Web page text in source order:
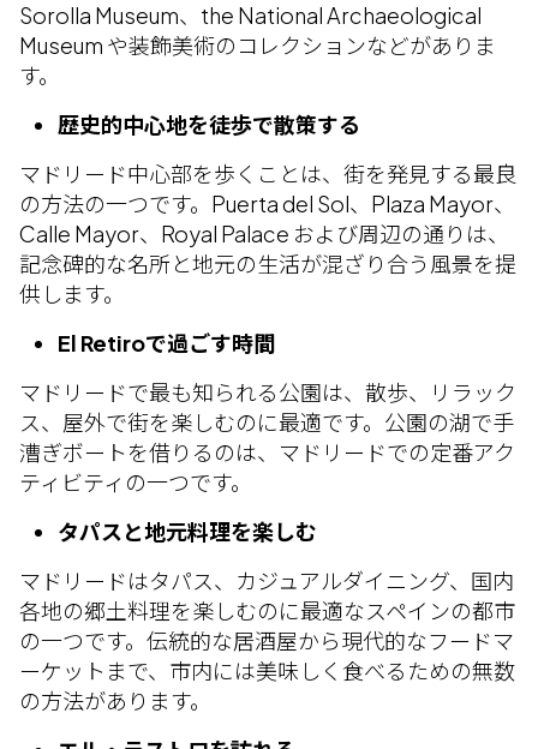
Sorolla Museum、the National Archaeological
Museum や装飾美術のコレクションなどがありま
す。
歴史的中心地を徒歩で散策する
マドリード中心部を歩くことは、街を発見する最良
の方法の一つです。Puerta del Sol、Plaza Mayor、
Calle Mayor、Royal Palace および周辺の通りは、
記念碑的な名所と地元の生活が混ざり合う風景を提
供します。
El Retiroで過ごす時間
マドリードで最も知られる公園は、散歩、リラック
ス、屋外で街を楽しむのに最適です。公園の湖で手
漕ぎボートを借りるのは、マドリードでの定番アク
ティビティの一つです。
タパスと地元料理を楽しむ
マドリードはタパス、カジュアルダイニング、国内
各地の郷土料理を楽しむのに最適なスペインの都市
の一つです。伝統的な居酒屋から現代的なフードマ
ーケットまで、市内には美味しく食べるための無数
の方法があります。